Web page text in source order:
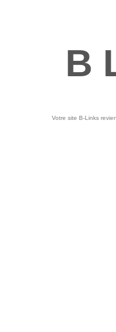
B
Votre site B-Links